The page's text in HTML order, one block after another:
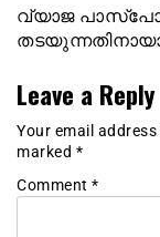
വ്യാജ
Leave a Reply
Your email
marked *
Comment *